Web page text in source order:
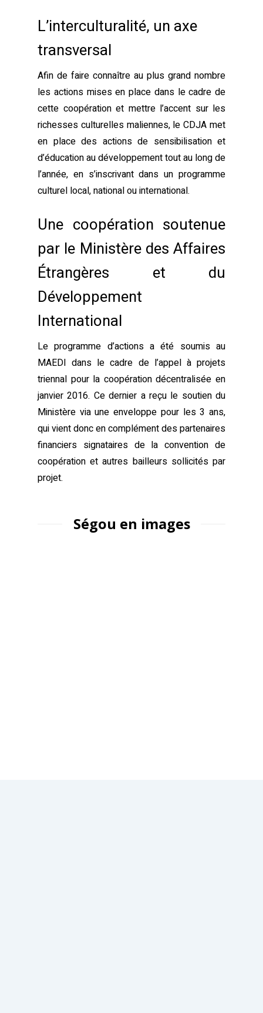
L’interculturalité, un axe
transversal
Afin de faire connaître au plus grand nombre
les actions mises en place dans le cadre de
cette coopération et mettre l’accent sur les
richesses culturelles maliennes, le CDJA met
en place des actions de sensibilisation et
d’éducation au développement tout au long de
l’année, en s’inscrivant dans un programme
culturel local, national ou international.
Une coopération soutenue
par le Ministère des Affaires
Étrangères et du
Développement
International
Le programme d’actions a été soumis au
MAEDI dans le cadre de l’appel à projets
triennal pour la coopération décentralisée en
janvier 2016. Ce dernier a reçu le soutien du
Ministère via une enveloppe pour les 3 ans,
qui vient donc en complément des partenaires
financiers signataires de la convention de
coopération et autres bailleurs sollicités par
projet.
Ségou en images